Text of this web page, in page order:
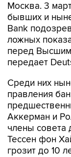
Москва. 3
бывших и
Bank
ложных
перед
передает
Среди них
правления
Аккерман и
члены совета
Тессен фон
грозит до 10